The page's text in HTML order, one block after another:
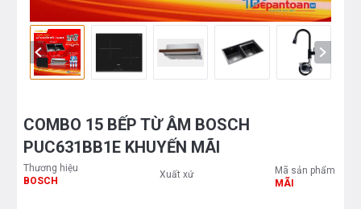
COMBO 15 BẾP TỪ ÂM BOSCH
PUC631BB1E KHUYẾN MÃI
Thương hiệu
BOSCH
Xuất xứ
Mã sản phẩm
MÃI